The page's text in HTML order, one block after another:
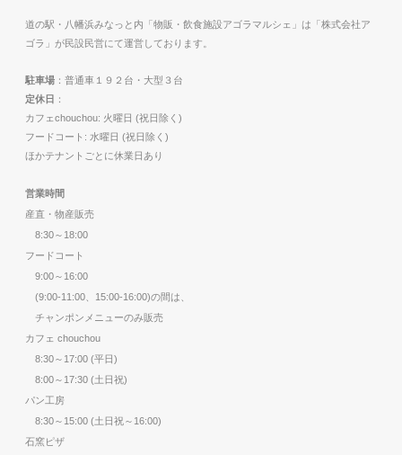
道の駅・八幡浜みなっと内「物販・飲食施設アゴラマルシェ」は「株式会社ア
ゴラ」が民設民営にて運営しております。
駐車場 ：普通車１９２台・大型３台
定休日 ：
カフェchouchou: 火曜日 (祝日除く)
フードコート: 水曜日 (祝日除く)
ほかテナントごとに休業日あり
営業時間
産直・物産販売
8:30～18:00
フードコート
9:00～16:00
(9:00-11:00、15:00-16:00)の間は、
チャンポンメニューのみ販売
カフェ chouchou
8:30～17:00 (平日)
8:00～17:30 (土日祝)
パン工房
8:30～15:00 (土日祝～16:00)
石窯ピザ